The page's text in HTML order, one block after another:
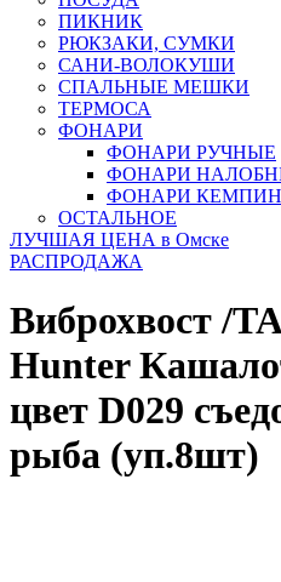
ПИКНИК
РЮКЗАКИ, СУМКИ
САНИ-ВОЛОКУШИ
СПАЛЬНЫЕ МЕШКИ
ТЕРМОСА
ФОНАРИ
ФОНАРИ РУЧНЫЕ
ФОНАРИ
ФОНАРИ
ОСТАЛЬНОЕ
ЛУЧШАЯ ЦЕНА в Омске
РАСПРОДАЖА
Виброхвост /
Hunter
цвет D029
рыба (уп.8шт)